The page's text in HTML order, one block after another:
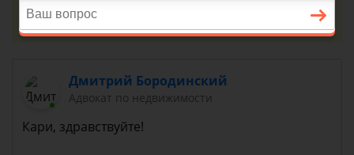
Дмитрий Бородинский
Адвокат по недвижимости
Кари, здравствуйте!